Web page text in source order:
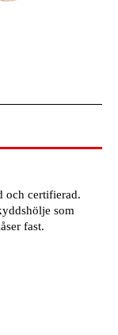
och certifierad.
som
fast.